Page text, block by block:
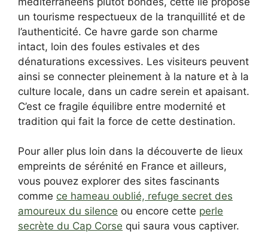
un tourisme respectueux de la tranquillité et de
l’authenticité. Ce havre garde son charme
intact, loin des foules estivales et des
dénaturations excessives. Les visiteurs peuvent
ainsi se connecter pleinement à la nature et à la
culture locale, dans un cadre serein et apaisant.
C’est ce fragile équilibre entre modernité et
tradition qui fait la force de cette destination.
Pour aller plus loin dans la découverte de lieux
empreints de sérénité en France et ailleurs,
vous pouvez explorer des sites fascinants
comme ce hameau oublié, refuge secret des
amoureux du silence ou encore cette perle
secrète du Cap Corse qui saura vous captiver.